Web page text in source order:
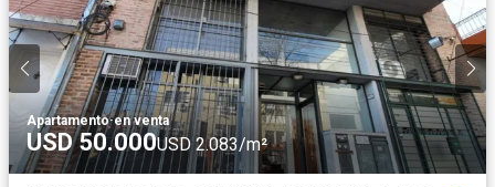
Apartamento·en venta
USD 50.000USD 2.083/m²